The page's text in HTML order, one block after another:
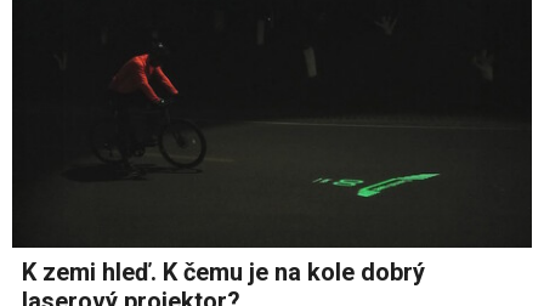
K zemi hleď. K čemu je na kole dobrý